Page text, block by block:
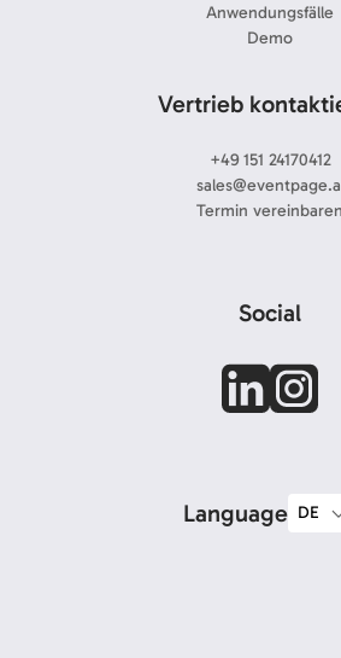
Anwendungsfälle
Demo
Vertrieb
+49 151 24170412
Termin vereinbaren
Social
Language